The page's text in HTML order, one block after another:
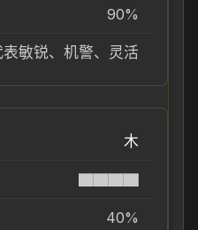
90%
表敏锐、机警、灵活
木
▇▇▇▇
40%